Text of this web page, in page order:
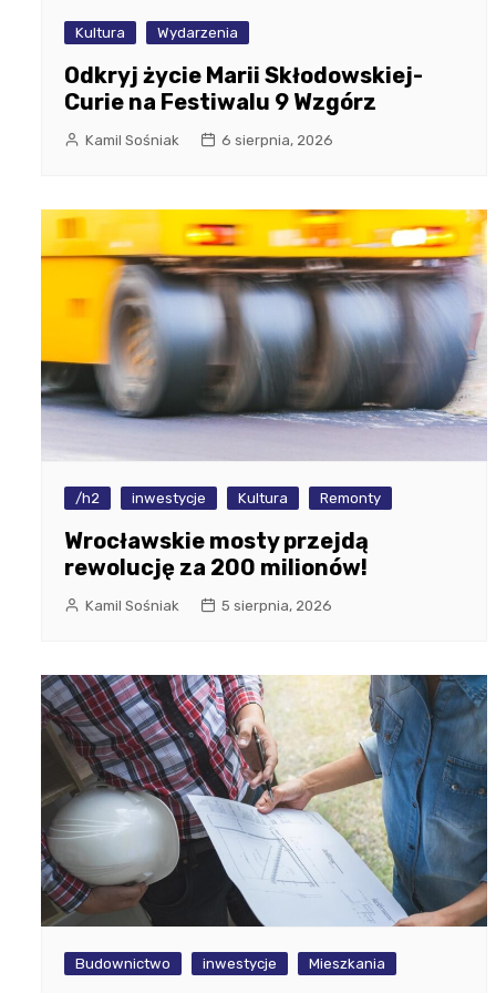
Kultura Wydarzenia
Odkryj życie Marii Skłodowskiej-
Curie na Festiwalu 9 Wzgórz
Kamil Sośniak 6 sierpnia, 2026
/h2 inwestycje Kultura Remonty
Wrocławskie mosty przejdą
rewolucję za 200 milionów!
Kamil Sośniak 5 sierpnia, 2026
Budownictwo inwestycje Mieszkania